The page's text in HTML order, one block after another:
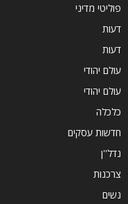
פוליטי מדיני
דעות
דעות
עולם יהודי
עולם יהודי
כלכלה
חדשות עסקים
נדל''ן
צרכנות
נשים